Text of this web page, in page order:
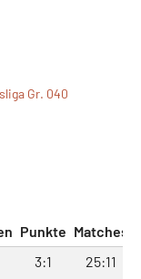
Gr. 040
Punkte Matches
3:1 25:11